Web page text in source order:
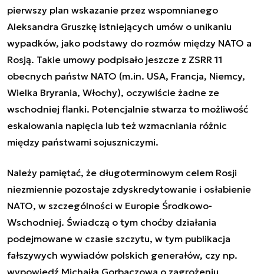
pierwszy plan wskazanie przez wspomnianego
Aleksandra Gruszkę istniejących umów o unikaniu
wypadków, jako podstawy do rozmów między NATO a
Rosją. Takie umowy podpisało jeszcze z ZSRR 11
obecnych państw NATO (m.in. USA, Francja, Niemcy,
Wielka Bryrania, Włochy), oczywiście żadne ze
wschodniej flanki. Potencjalnie stwarza to możliwość
eskalowania napięcia lub też wzmacniania różnic
między państwami sojuszniczymi.
Należy pamiętać, że długoterminowym celem Rosji
niezmiennie pozostaje zdyskredytowanie i osłabienie
NATO, w szczególności w Europie Środkowo-
Wschodniej. Świadczą o tym choćby działania
podejmowane w czasie szczytu, w tym publikacja
fałszywych wywiadów polskich generałów, czy np.
wypowiedź Michaiła Gorbaczowa o zagrożeniu